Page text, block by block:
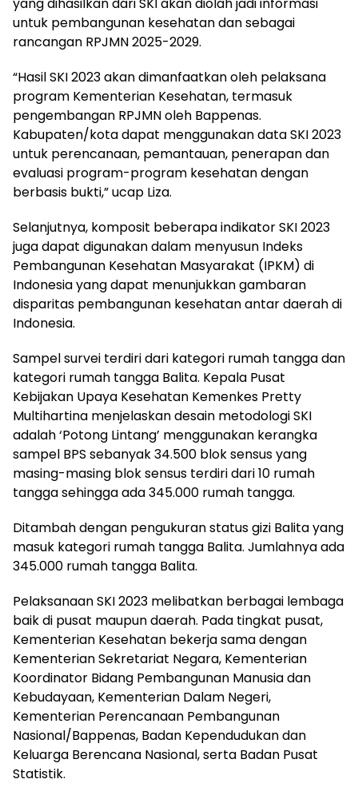
yang dihasilkan dari SKI akan diolah jadi informasi
untuk pembangunan kesehatan dan sebagai
rancangan RPJMN 2025-2029.
“Hasil SKI 2023 akan dimanfaatkan oleh pelaksana
program Kementerian Kesehatan, termasuk
pengembangan RPJMN oleh Bappenas.
Kabupaten/kota dapat menggunakan data SKI 2023
untuk perencanaan, pemantauan, penerapan dan
evaluasi program-program kesehatan dengan
berbasis bukti,” ucap Liza.
Selanjutnya, komposit beberapa indikator SKI 2023
juga dapat digunakan dalam menyusun Indeks
Pembangunan Kesehatan Masyarakat (IPKM) di
Indonesia yang dapat menunjukkan gambaran
disparitas pembangunan kesehatan antar daerah di
Indonesia.
Sampel survei terdiri dari kategori rumah tangga dan
kategori rumah tangga Balita. Kepala Pusat
Kebijakan Upaya Kesehatan Kemenkes Pretty
Multihartina menjelaskan desain metodologi SKI
adalah ‘Potong Lintang’ menggunakan kerangka
sampel BPS sebanyak 34.500 blok sensus yang
masing-masing blok sensus terdiri dari 10 rumah
tangga sehingga ada 345.000 rumah tangga.
Ditambah dengan pengukuran status gizi Balita yang
masuk kategori rumah tangga Balita. Jumlahnya ada
345.000 rumah tangga Balita.
Pelaksanaan SKI 2023 melibatkan berbagai lembaga
baik di pusat maupun daerah. Pada tingkat pusat,
Kementerian Kesehatan bekerja sama dengan
Kementerian Sekretariat Negara, Kementerian
Koordinator Bidang Pembangunan Manusia dan
Kebudayaan, Kementerian Dalam Negeri,
Kementerian Perencanaan Pembangunan
Nasional/Bappenas, Badan Kependudukan dan
Keluarga Berencana Nasional, serta Badan Pusat
Statistik.